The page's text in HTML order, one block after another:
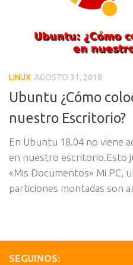
LINUX AGOSTO 31, 2018
Ubuntu ¿Cómo
nuestro Escritorio?
En Ubuntu 18.04 no viene
en nuestro escritorio.Esto
«Mis Documentos» Mi PC,
particiones montadas son
SEGUINOS: